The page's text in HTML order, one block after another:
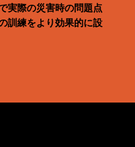
実際の災害時の問題点
訓練をより効果的に設